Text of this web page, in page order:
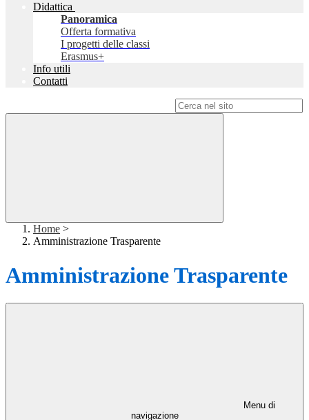
Didattica
Panoramica
Offerta formativa
I progetti delle classi
Erasmus+
Info utili
Contatti
Home >
Amministrazione Trasparente
Amministrazione Trasparente
Menu di
navigazione